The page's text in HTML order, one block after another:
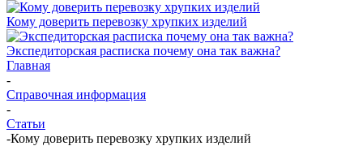
Кому доверить перевозку хрупких изделий
Экспедиторская расписка почему она так важна?
Главная
-
Справочная информация
-
Статьи
-Кому доверить перевозку хрупких изделий